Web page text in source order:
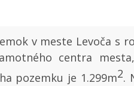
v meste Levoča s
centra
pozemku je 1.299m2.